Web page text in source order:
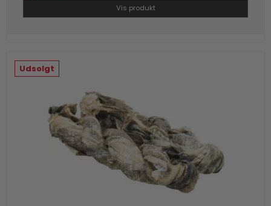
Vis produkt
Udsolgt